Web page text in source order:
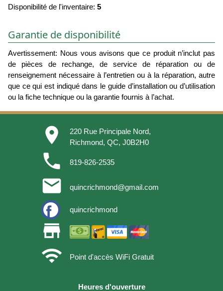
Disponibilité de l'inventaire: 5
Garantie de disponibilité
Avertissement: Nous vous avisons que ce produit n’inclut pas
de pièces de rechange, de service de réparation ou de
renseignement nécessaire à l’entretien ou à la réparation, autre
que ce qui est indiqué dans le guide d’installation ou d’utilisation
ou la fiche technique ou la garantie fournis à l’achat.
place
220 Rue Principale Nord,
Richmond, QC, J0B2H0
phone 819-826-2535
email quincrichmond@gmail.com
quincrichmond
store
wifi
Point d'accès WiFi Gratuit
Heures d'ouverture